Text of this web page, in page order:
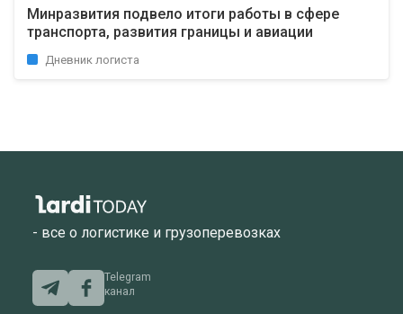
Минразвития подвело итоги работы в сфере
транспорта, развития границы и авиации
Дневник логиста
- все о логистике и грузоперевозках
Telegram
канал